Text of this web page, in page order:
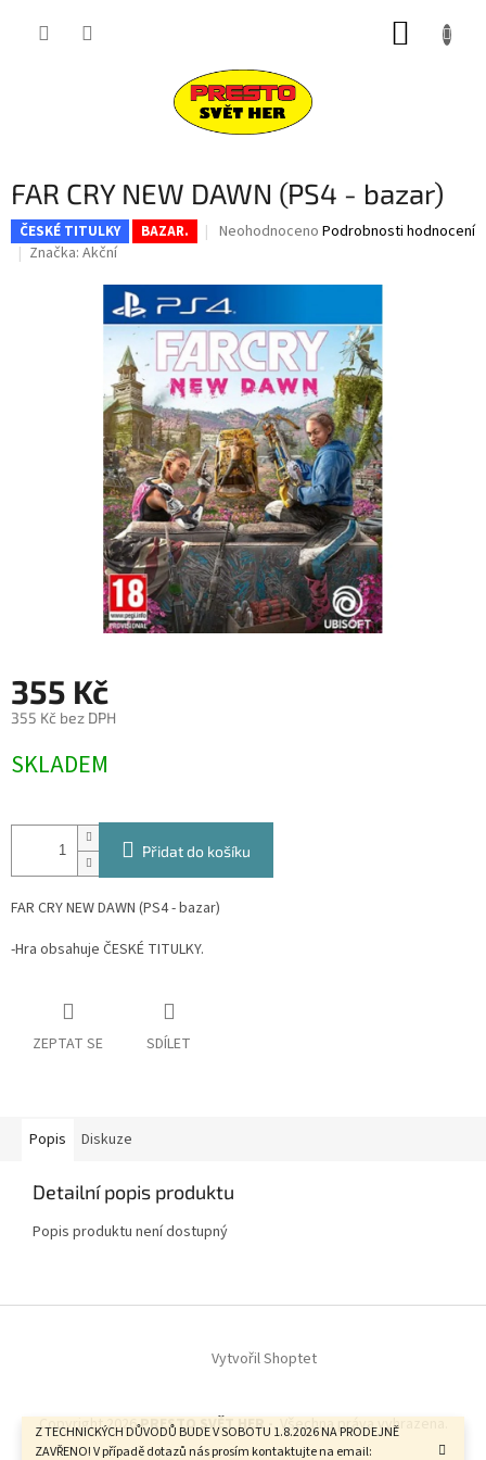
Z TECHNICKÝCH DŮVODŮ BUDE V SOBOTU 1.8.2026 NA PRODEJNĚ
ZAVŘENO! V případě dotazů nás prosím kontaktujte na email:
FAR CRY NEW DAWN (PS4 - bazar)
ČESKÉ TITULKY BAZAR.
Průměrné
je
0,0
z
5
hvězdiček.
Neohodnoceno Podrobnosti hodnocení
Značka: Akční
355 Kč
355 Kč bez DPH
cena:
SKLADEM
Přidat do košíku
FAR CRY NEW DAWN (PS4 - bazar)
-Hra obsahuje ČESKÉ TITULKY.
ZEPTAT SE SDÍLET
Popis Diskuze
Detailní popis produktu
Popis produktu není dostupný
Vytvořil Shoptet
Copyright 2026PRESTO SVĚT HER - . Všechna práva vyhrazena.